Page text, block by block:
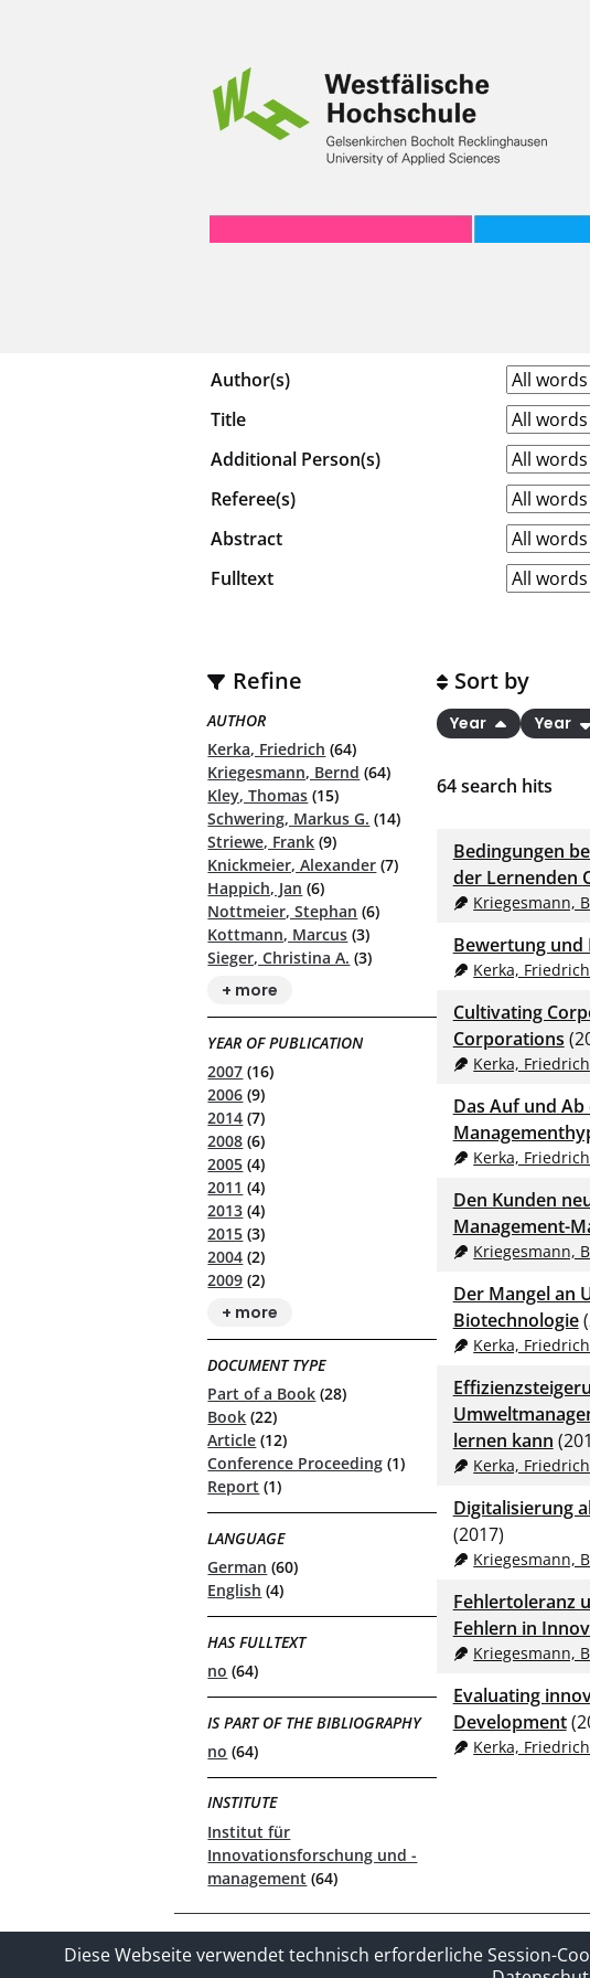
Author(s)
Title
Additional Person(s)
Referee(s)
Abstract
Fulltext
Refine
AUTHOR
Kerka, Friedrich (64)
Kriegesmann, Bernd (64)
Kley, Thomas (15)
Schwering, Markus G. (14)
Striewe, Frank (9)
Knickmeier, Alexander (7)
Happich, Jan (6)
Nottmeier, Stephan (6)
Kottmann, Marcus (3)
Sieger, Christina A. (3)
+ more
YEAR OF PUBLICATION
2007 (16)
2006 (9)
2014 (7)
2008 (6)
2005 (4)
2011 (4)
2013 (4)
2015 (3)
2004 (2)
2009 (2)
+ more
DOCUMENT TYPE
Part of a Book (28)
Book (22)
Article (12)
Conference Proceeding (1)
Report (1)
LANGUAGE
German (60)
English (4)
HAS FULLTEXT
no (64)
IS PART OF THE BIBLIOGRAPHY
no (64)
INSTITUTE
Institut für
Innovationsforschung und -
management (64)
64search hits
Sort by
Year Year
Bedingungen
der Lernenden
Kriegesmann,
Bewertung
Kerka, Friedrich
Cultivating
Corporations
Kerka, Friedrich
Das Auf und
Kerka, Friedrich
Den Kunden
Management-
Kriegesmann,
Der Mangel an
Biotechnologie
Kerka, Friedrich
lernen kann
Kerka, Friedrich
Digitalisierung
(2017)
Kriegesmann,
Fehlertoleranz
Fehlern in
Kriegesmann,
Evaluating
Development
Kerka, Friedrich
Contact Privacy Policy Imprint
Diese Webseite verwendet technisch erforderliche Session-